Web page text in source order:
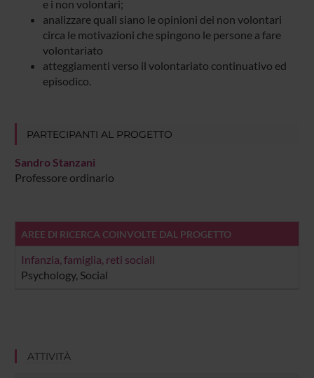
e i non volontari;
analizzare quali siano le opinioni dei non volontari
circa le motivazioni che spingono le persone a fare
volontariato
atteggiamenti verso il volontariato continuativo ed
episodico.
PARTECIPANTI AL PROGETTO
Sandro Stanzani
Professore ordinario
AREE DI RICERCA COINVOLTE DAL PROGETTO
Infanzia, famiglia, reti sociali
Psychology, Social
ATTIVITÀ